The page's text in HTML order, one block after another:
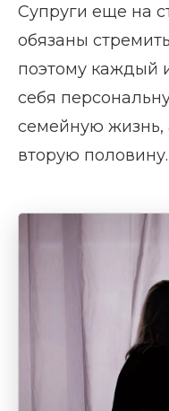
Супруги еще на
обязаны
поэтому каждый
себя
семейную жизнь,
вторую половину.